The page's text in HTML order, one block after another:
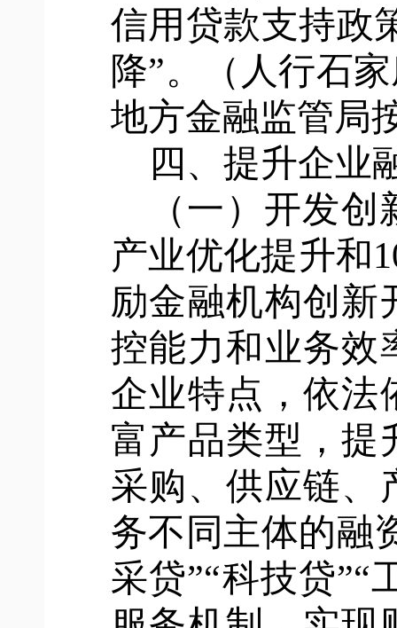
信用贷款支持政
降”。（人行石
地方金融监管局
四、提升企业
（一）开发
产业优化提升和
励金融机构创新
控能力和业务效
企业特点，依法
富产品类型，提
采购、供应链、
务不同主体的融
采贷”“科技贷”“